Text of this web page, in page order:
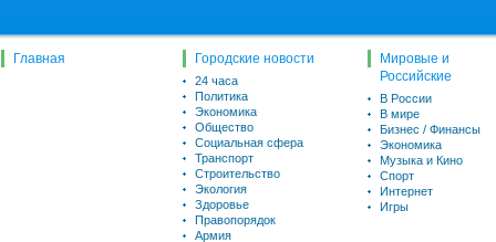
Главная Городские новости
24 часа
Политика
Экономика
Общество
Социальная сфера
Транспорт
Строительство
Экология
Здоровье
Правопорядок
Армия
Мировые и
Российские
В России
В мире
Бизнес / Финансы
Экономика
Музыка и Кино
Спорт
Интернет
Игры